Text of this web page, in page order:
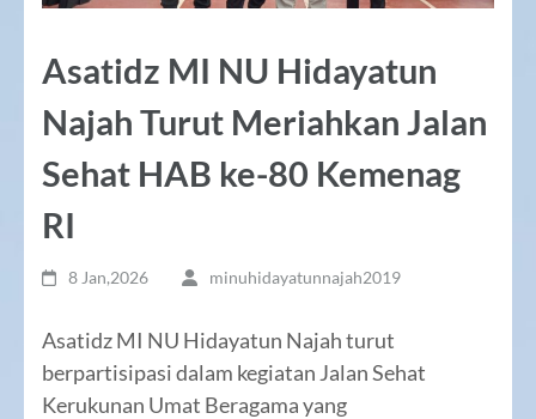
Asatidz MI NU Hidayatun
Najah Turut Meriahkan Jalan
Sehat HAB ke-80 Kemenag
RI
8 Jan,2026 minuhidayatunnajah2019
Asatidz MI NU Hidayatun Najah turut
berpartisipasi dalam kegiatan Jalan Sehat
Kerukunan Umat Beragama yang